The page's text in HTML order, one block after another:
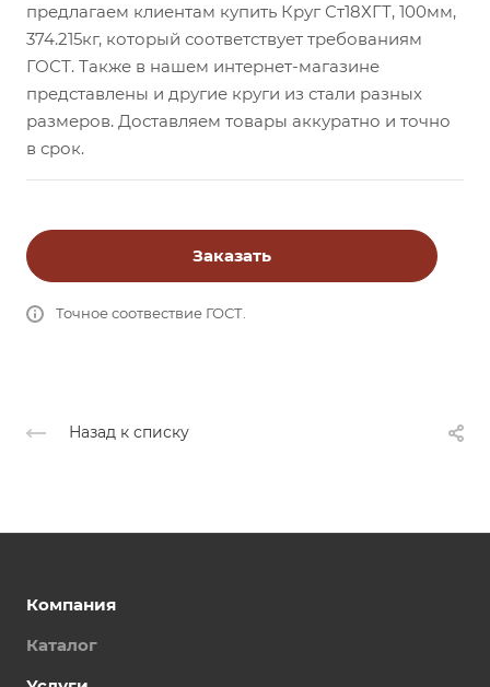
предлагаем клиентам купить Круг Ст18ХГТ, 100мм,
374.215кг, который соответствует требованиям
ГОСТ. Также в нашем интернет-магазине
представлены и другие круги из стали разных
размеров. Доставляем товары аккуратно и точно
в срок.
Заказать
Точное соотвествие ГОСТ.
Назад к списку
Компания
Каталог